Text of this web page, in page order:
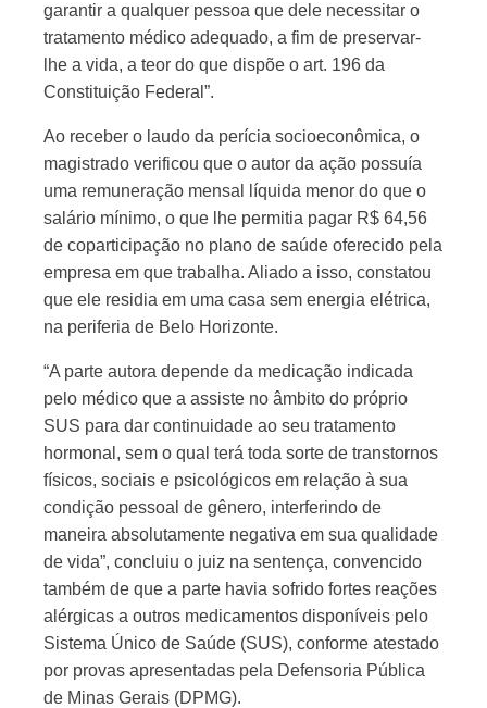
garantir a qualquer pessoa que dele necessitar o
tratamento médico adequado, a fim de preservar-
lhe a vida, a teor do que dispõe o art. 196 da
Constituição Federal”.
Ao receber o laudo da perícia socioeconômica, o
magistrado verificou que o autor da ação possuía
uma remuneração mensal líquida menor do que o
salário mínimo, o que lhe permitia pagar R$ 64,56
de coparticipação no plano de saúde oferecido pela
empresa em que trabalha. Aliado a isso, constatou
que ele residia em uma casa sem energia elétrica,
na periferia de Belo Horizonte.
“A parte autora depende da medicação indicada
pelo médico que a assiste no âmbito do próprio
SUS para dar continuidade ao seu tratamento
hormonal, sem o qual terá toda sorte de transtornos
físicos, sociais e psicológicos em relação à sua
condição pessoal de gênero, interferindo de
maneira absolutamente negativa em sua qualidade
de vida”, concluiu o juiz na sentença, convencido
também de que a parte havia sofrido fortes reações
alérgicas a outros medicamentos disponíveis pelo
Sistema Único de Saúde (SUS), conforme atestado
por provas apresentadas pela Defensoria Pública
de Minas Gerais (DPMG).